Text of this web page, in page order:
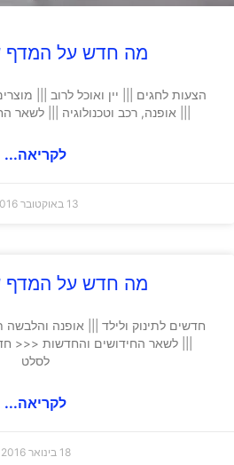
מה חדש על המדף
הצעות לחגים ||| יין ואוכל לרוב |||
||| אופנה, רכב וטכנולוגיה ||| לשאר
לקריאה...
13 באוקטובר 2016
מה חדש על המדף
חדשים לתינוק ולילד ||| אופנה
||| לשאר החידושים והחדשות <<<
לסלט
לקריאה...
18 בינואר 2016